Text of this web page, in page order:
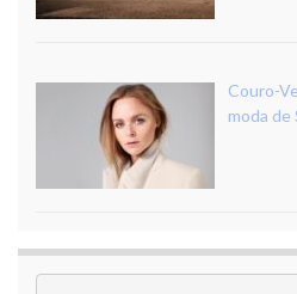
Couro-
moda